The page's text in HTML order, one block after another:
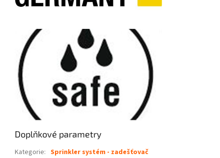
Doplňkové parametry
Kategorie: Sprinkler systém - zadešťovač